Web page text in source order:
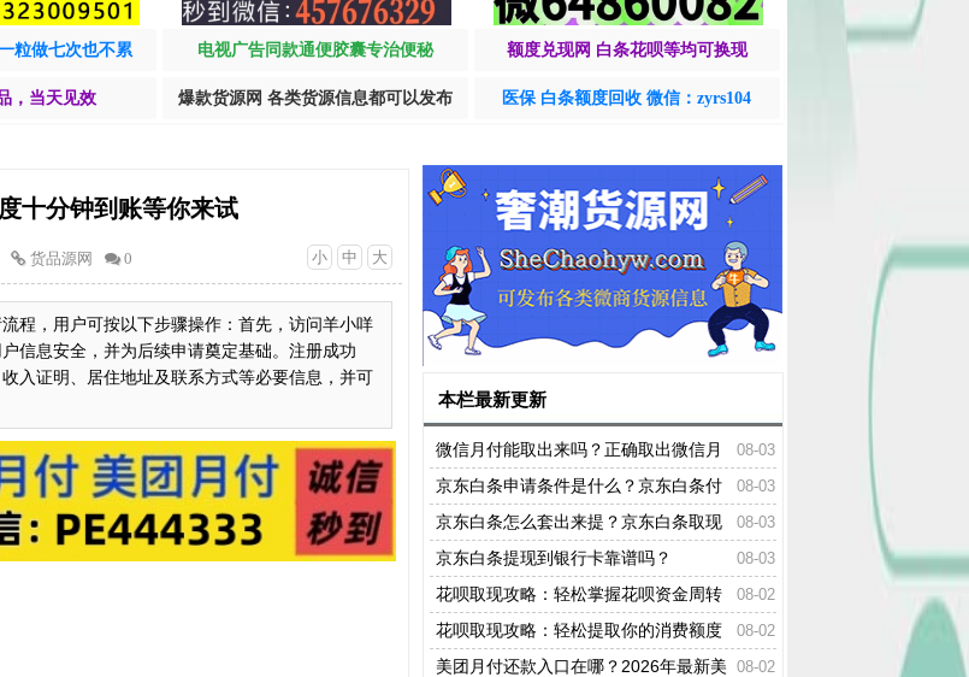
粒做七次也不累 电视广告同款通便胶囊专治便秘 额度兑现网 白条花呗等均可换现
，当天见效 爆款货源网 各类货源信息都可以发布 医保 白条额度回收 微信：zyrs104
十分钟到账等你来试
小 中 大
货品源网 0
程，用户可按以下步骤操作：首先，访问羊小咩
信息安全，并为后续申请奠定基础。注册成功
入证明、居住地址及联系方式等必要信息，并可
本栏最新更新
08-03
微信月付能取出来吗？正确取出微信月
付的方法 08-03
京东白条申请条件是什么？京东白条付
费额度提现方式 08-03
京东白条怎么套出来提？京东白条取现
的五个办法 08-03
京东白条提现到银行卡靠谱吗？
08-02
花呗取现攻略：轻松掌握花呗资金周转
的秘籍 08-02
花呗取现攻略：轻松提取你的消费额度
08-02
美团月付还款入口在哪？2026年最新美